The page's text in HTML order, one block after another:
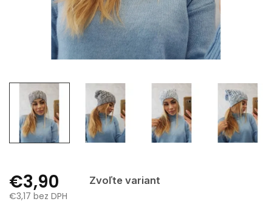
€3,90
Zvoľte variant
€3,17 bez DPH